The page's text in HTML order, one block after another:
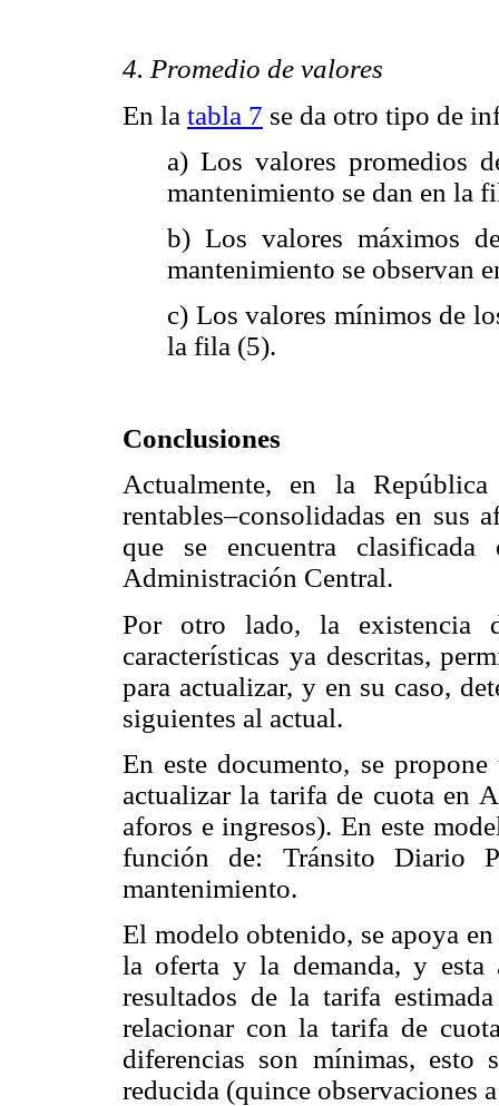
4. Promedio de valores
En la tabla 7 se da otro tipo de
a) Los valores promedios
mantenimiento se dan en la
b) Los valores máximos
mantenimiento se observan
c) Los valores mínimos de
la fila (5).
Conclusiones
Actualmente, en la
rentables–consolidadas en sus
que se encuentra
Administración Central.
Por otro lado, la existencia
características ya descritas,
para actualizar, y en su caso,
siguientes al actual.
En este documento, se
actualizar la tarifa de cuota en
aforos e ingresos). En este
función de: Tránsito Diario
mantenimiento.
El modelo obtenido, se apoya
la oferta y la demanda, y
resultados de la tarifa
relacionar con la tarifa de
diferencias son mínimas, esto
reducida (quince observaciones